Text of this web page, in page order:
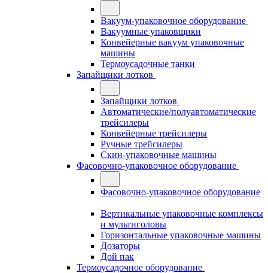
Вакуум-упаковочное оборудование
Вакуумные упаковщики
Конвейерные вакуум упаковочные
машины
Термоусадочные танки
Запайщики лотков
Запайщики лотков
Автоматические/полуавтоматические
трейсилеры
Конвейерные трейсилеры
Ручные трейсилеры
Скин-упаковочные машины
Фасовочно-упаковочное оборудование
Фасовочно-упаковочное оборудование
Вертикальные упаковочные комплексы
и мультиголовы
Горизонтальные упаковочные машины
Дозаторы
Дой пак
Термоусадочное оборудование